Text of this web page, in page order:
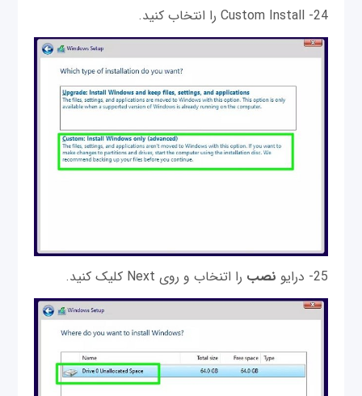
24- Custom Install را انتخاب کنید.
25- درایو نصب را اتنخاب و روی Next کلیک کنید.